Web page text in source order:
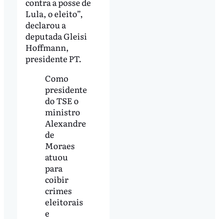
Lula, o eleito”,
declarou a
deputada Gleisi
Hoffmann,
presidente PT.
Como
presidente
do TSE o
ministro
Alexandre
de
Moraes
atuou
para
coibir
crimes
eleitorais
e